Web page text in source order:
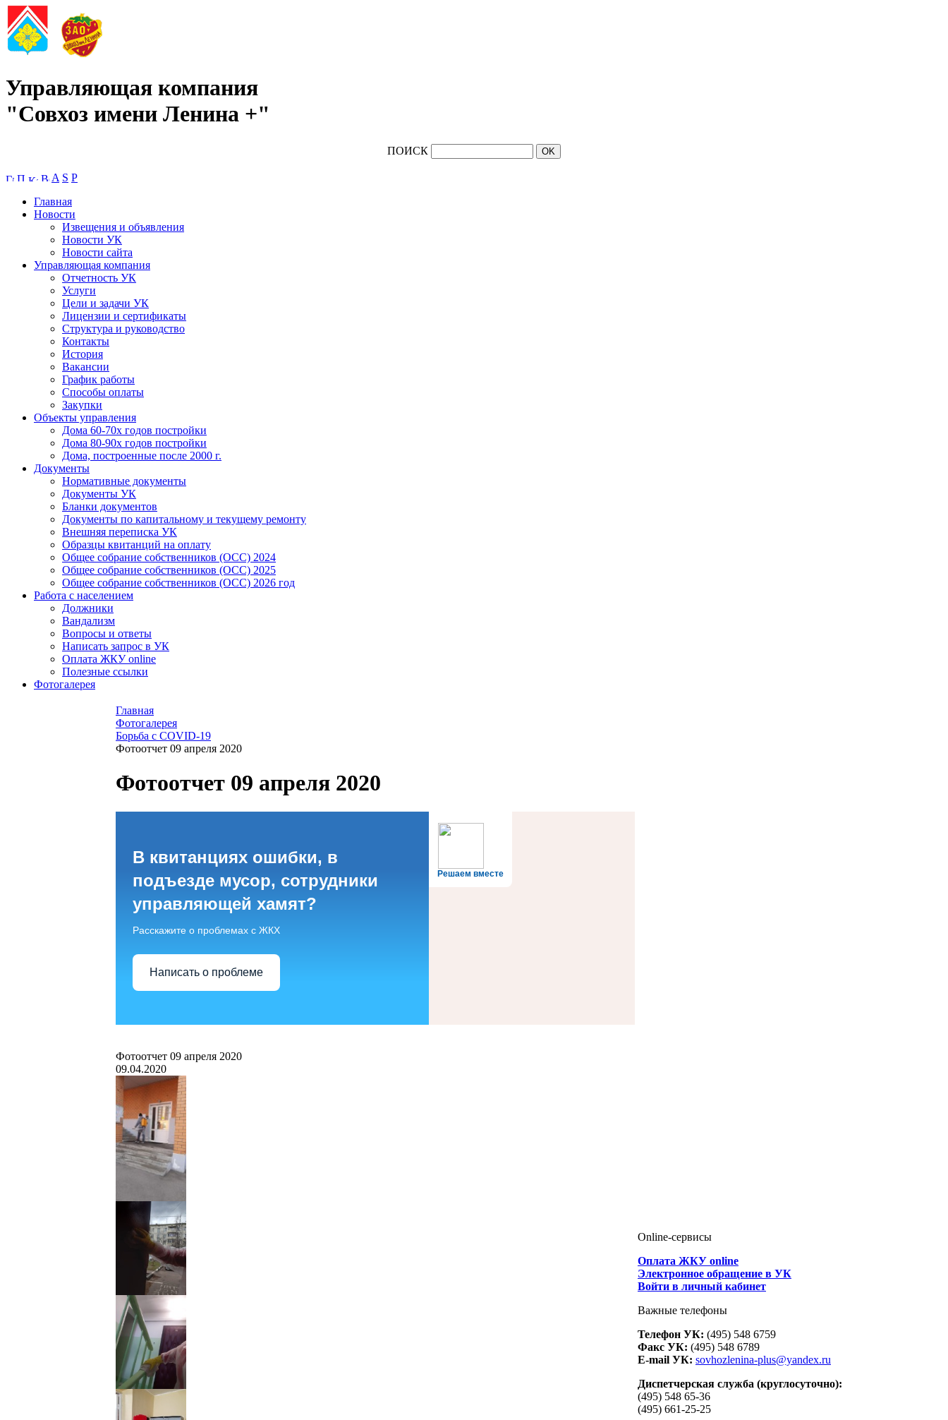
Управляющая компания
"Совхоз имени Ленина +"
ПОИСК
A S P
Главная
Новости
Извещения и объявления
Новости УК
Новости сайта
Управляющая компания
Отчетность УК
Услуги
Цели и задачи УК
Лицензии и сертификаты
Структура и руководство
Контакты
История
Вакансии
График работы
Способы оплаты
Закупки
Объекты управления
Дома 60-70х годов постройки
Дома 80-90х годов постройки
Дома, построенные после 2000 г.
Документы
Нормативные документы
Документы УК
Бланки документов
Документы по капитальному и текущему ремонту
Внешняя переписка УК
Образцы квитанций на оплату
Общее собрание собственников (ОСС) 2024
Общее собрание собственников (ОСС) 2025
Общее собрание собственников (ОСС) 2026 год
Работа с населением
Должники
Вандализм
Вопросы и ответы
Написать запрос в УК
Оплата ЖКУ online
Полезные ссылки
Фотогалерея
Главная
Фотогалерея
Борьба с COVID-19
Фотоотчет 09 апреля 2020
Фотоотчет 09 апреля 2020
Решаем вместе
В квитанциях ошибки, в
подъезде мусор, сотрудники
управляющей хамят?
Расскажите о проблемах с ЖКХ
Написать о проблеме
Фотоотчет 09 апреля 2020
09.04.2020
Online-сервисы
Оплата ЖКУ online
Электронное обращение в УК
Войти в личный кабинет
Важные телефоны
Телефон УК: (495) 548 6759
Факс УК: (495) 548 6789
E-mail УК: sovhozlenina-plus@yandex.ru
Диспетчерская служба (круглосуточно):
(495) 548 65-36
(495) 661-25-25